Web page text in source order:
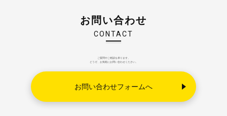
お問い合わせ
CONTACT
ご質問やご相談を承ります。
どうぞ、お気軽にお問い合わせください。
お問い合わせフォームへ